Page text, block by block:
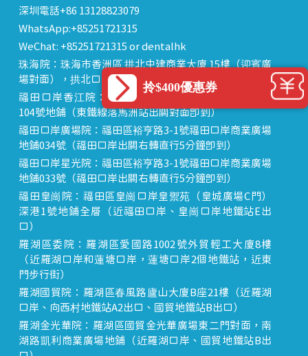
深圳電話+86 13128823079
WhatsApp:+85251721315
WeChat: +85251721315 or dentalhk
珠海院：珠海市香洲區 拱北中建商業大廈 15樓（迎賓廣
場對面），拱北口岸步行8分鐘直達
福田口岸香江院：福田區福田口岸正對面，海悅華城
104號地鋪（東鐵線落馬洲站出關對面即到）
福田口岸廣場院：福田區裕亨路3-1號福田口岸商業廣場
地鋪034號（福田口岸出關右轉直行5分鐘即到）
福田口岸星光院：福田區裕亨路3-1號福田口岸商業廣場
地鋪033號（福田口岸出關右轉直行5分鐘即到）
福田皇崗院：福田區皇崗口岸皇禦苑（皇城廣場C門）
深港1號地鋪全層（近福田口岸、皇崗口岸地鐵站E出
口）
羅湖區委院：羅湖區愛國路1002號外貿輕工大廈8樓
（近羅湖口岸和蓮塘口岸，蓮塘口岸2個地鐵站，近東
門步行街）
羅湖國貿院：羅湖區春風路廬山大廈B座21樓（近羅湖
口岸、向西村地鐵站A2出口、國貿地鐵站B出口）
羅湖金光華院：羅湖區國貿金光華廣場東二門對面，南
湖路凱利商業廣場地鋪（近羅湖口岸、國貿地鐵站B出
拎$400優惠券